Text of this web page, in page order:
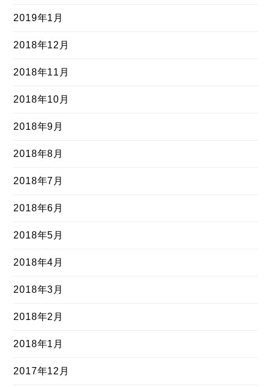
2019年1月
2018年12月
2018年11月
2018年10月
2018年9月
2018年8月
2018年7月
2018年6月
2018年5月
2018年4月
2018年3月
2018年2月
2018年1月
2017年12月